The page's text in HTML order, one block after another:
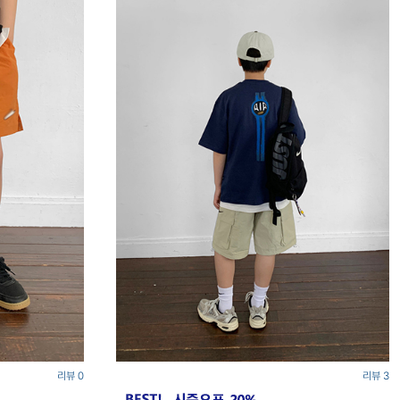
리뷰 0 리뷰 3